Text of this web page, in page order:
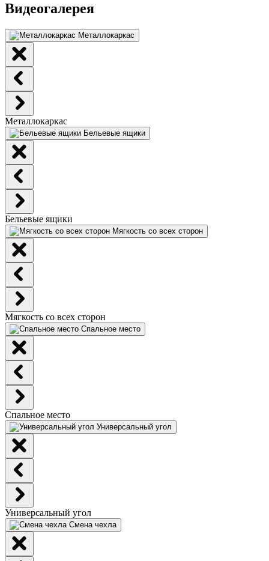
Видеогалерея
Металлокаркас
Металлокаркас
Бельевые ящики
Бельевые ящики
Мягкость со всех сторон
Мягкость со всех сторон
Спальное место
Спальное место
Универсальный угол
Универсальный угол
Смена чехла